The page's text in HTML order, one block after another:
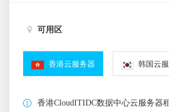
可用区
香港云服务器 韩国云
香港CloudITIDC数据中心云服务器